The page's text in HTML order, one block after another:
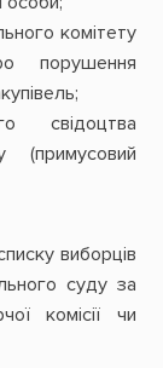
комітету
порушення
свідоцтва
(примусовий
виборців
суду за
комісії чи